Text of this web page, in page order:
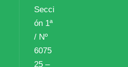
Secci
ón 1ª
/ Nº
6075
25 –